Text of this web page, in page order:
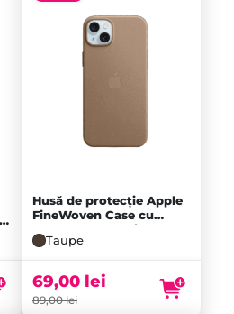
Husă de protecție Apple
FineWoven Case cu
MagSafe pentru iPhone
15 Plus, Taupe
Taupe
89,00lei
69,00 lei